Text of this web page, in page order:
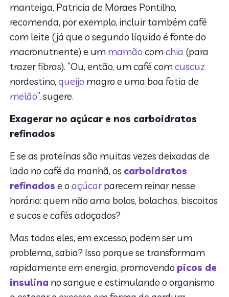
manteiga, Patricia de Moraes Pontilho,
recomenda, por exemplo, incluir também café
com leite (já que o segundo líquido é fonte do
macronutriente) e um mamão comchia (para
trazer fibras). “Ou, então, um café comcuscuz
nordestino,queijo magro e uma boa fatia de
melão”, sugere.
Exagerar no açúcar e nos carboidratos
refinados
E se as proteínas são muitas vezes deixadas de
lado no café da manhã, os carboidratos
refinados e oaçúcarparecem reinar nesse
horário: quem não ama bolos, bolachas, biscoitos
e sucos e cafés adoçados?
Mas todos eles, em excesso, podem ser um
problema, sabia? Isso porque se transformam
rapidamente em energia, promovendo picos de
insulina no sangue e estimulando o organismo